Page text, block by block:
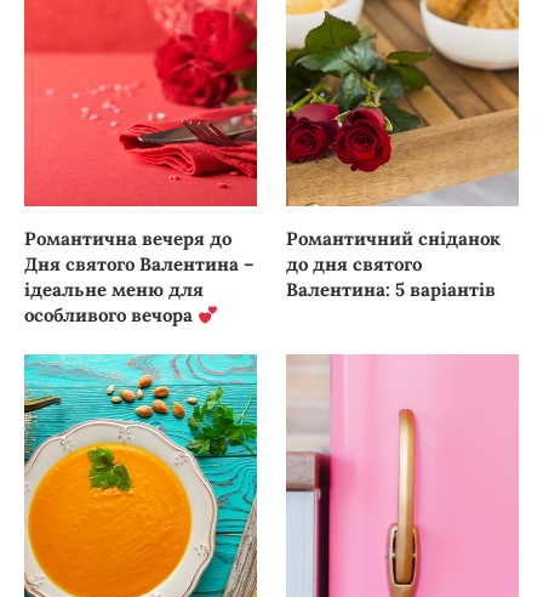
Романтична вечеря до
Дня святого Валентина –
ідеальне меню для
особливого вечора
Романтичний сніданок
до дня святого
Валентина: 5 варіантів